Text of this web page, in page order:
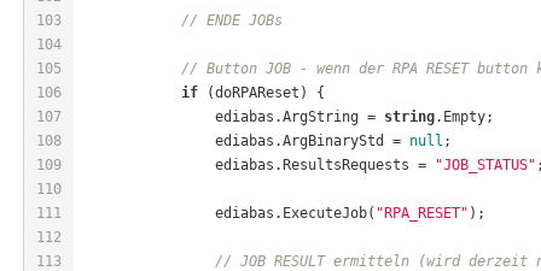
103
104
105
106
107
108
109
110
111
112
113
// ENDE JOBs
// Button JOB - wenn der RPA RESET
if (doRPAReset) {
                ediabas.ArgString =
string.Empty;
                ediabas.ArgBinaryStd =
null ;
                ediabas.ResultsRequests =
"JOB_STATUS"
                ediabas.ExecuteJob(
"RPA_RESET" );
// JOB RESULT ermitteln (wird derzeit